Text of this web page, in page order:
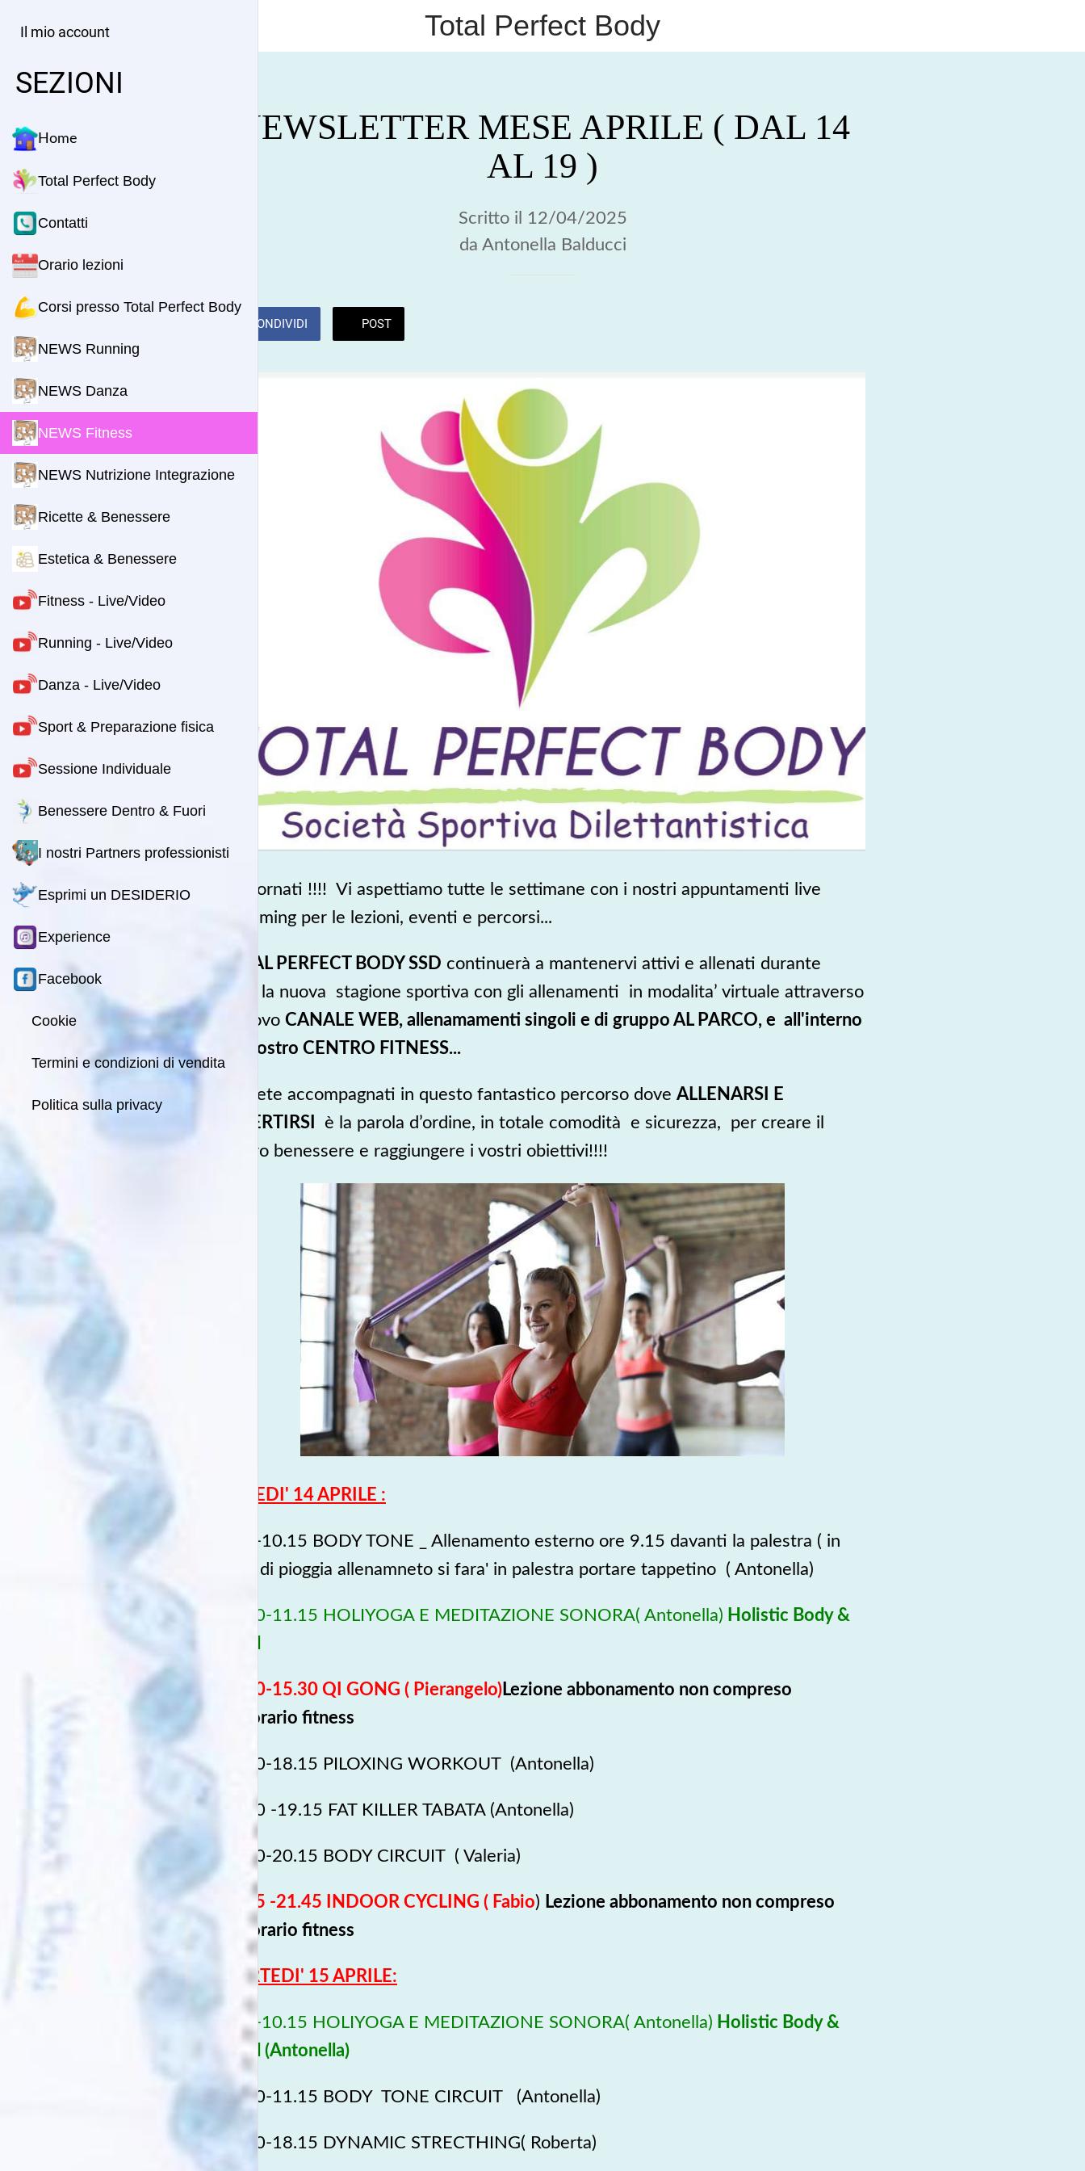
Il mio account
SEZIONI
Home
Total Perfect Body
Contatti
Orario lezioni
Corsi presso Total Perfect Body
NEWS Running
NEWS Danza
NEWS Fitness
NEWS Nutrizione Integrazione
Ricette & Benessere
Estetica & Benessere
Fitness - Live/Video
Running - Live/Video
Danza - Live/Video
Sport & Preparazione fisica
Sessione Individuale
Benessere Dentro & Fuori
I nostri Partners professionisti
Esprimi un DESIDERIO
Experience
Facebook
Cookie
Termini e condizioni di vendita
Politica sulla privacy
Total Perfect Body
NEWSLETTER MESE APRILE ( DAL 14
AL 19 )
Scritto il 12/04/2025
da Antonella Balducci
CONDIVIDI POST
Bentornati !!!! Vi aspettiamo tutte le settimane con i nostri appuntamenti live
streaming per le lezioni, eventi e percorsi...
TOTAL PERFECT BODY SSD continuerà a mantenervi attivi e allenati durante
tutta la nuova stagione sportiva con gli allenamenti in modalita’ virtuale attraverso
il nuovo CANALE WEB, allenamamenti singoli e di gruppo AL PARCO, e all'interno
del nostro CENTRO FITNESS...
Verrete accompagnati in questo fantastico percorso dove ALLENARSI E
DIVERTIRSI
è la parola d’ordine, in totale comodità e sicurezza, per creare il
vostro benessere e raggiungere i vostri obiettivi!!!!
LUNEDI' 14 APRILE :
9.30-10.15 BODY TONE _ Allenamento esterno ore 9.15 davanti la palestra ( in
caso di pioggia allenamneto si fara' in palestra portare tappetino ( Antonella)
10.30-11.15 HOLIYOGA E MEDITAZIONE SONORA( Antonella) Holistic Body &
14.30-15.30 QI GONG ( Pierangelo)Lezione abbonamento non compreso
nell'orario fitness
17.30-18.15 PILOXING WORKOUT (Antonella)
18.30 -19.15 FAT KILLER TABATA (Antonella)
19.30-20.15 BODY CIRCUIT ( Valeria)
20.45 -21.45 INDOOR CYCLING ( Fabio) Lezione abbonamento non compreso
nell'orario fitness
MARTEDI' 15 APRILE:
9.30-10.15 HOLIYOGA E MEDITAZIONE SONORA( Antonella) Holistic Body &
Mind (Antonella)
10.30-11.15 BODY TONE CIRCUIT (Antonella)
17.30-18.15 DYNAMIC STRECTHING( Roberta)